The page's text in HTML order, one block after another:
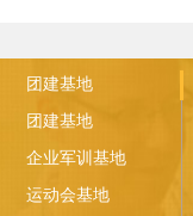
团建基地
团建基地
企业军训基地
运动会基地